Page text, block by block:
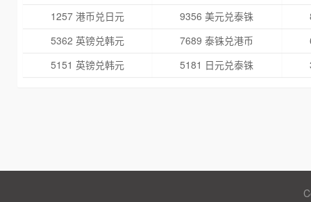
1257 港币兑日元
9356 美元兑泰铢
5362 英镑兑韩元
7689 泰铢兑港币
5151 英镑兑韩元
5181 日元兑泰铢